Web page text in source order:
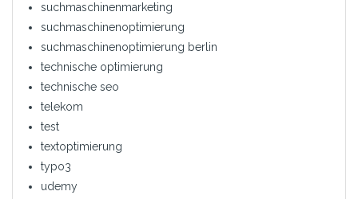
suchmaschinenmarketing
suchmaschinenoptimierung
suchmaschinenoptimierung berlin
technische optimierung
technische seo
telekom
test
textoptimierung
typo3
udemy